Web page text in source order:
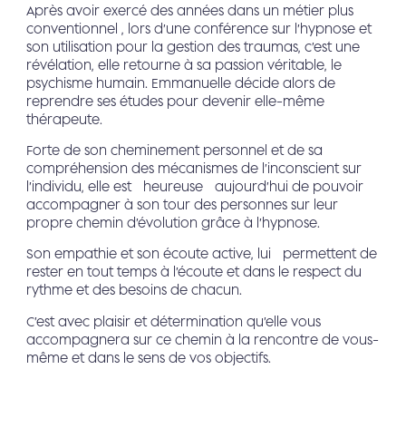
Après avoir exercé des années dans un métier plus
conventionnel , lors d’une conférence sur l’hypnose et
son utilisation pour la gestion des traumas, c’est une
révélation, elle retourne à sa passion véritable, le
psychisme humain. Emmanuelle décide alors de
reprendre ses études pour devenir elle-même
thérapeute.
Forte de son cheminement personnel et de sa
compréhension des mécanismes de l’inconscient sur
l’individu, elle est heureuse aujourd’hui de pouvoir
accompagner à son tour des personnes sur leur
propre chemin d’évolution grâce à l’hypnose.
Son empathie et son écoute active, lui permettent de
rester en tout temps à l’écoute et dans le respect du
rythme et des besoins de chacun.
C’est avec plaisir et détermination qu’elle vous
accompagnera sur ce chemin à la rencontre de vous-
même et dans le sens de vos objectifs.